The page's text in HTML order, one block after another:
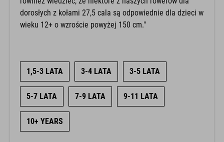
dorosłych z kołami 27,5 cala są odpowiednie dla dzieci w
wieku 12+ o wzroście powyżej 150 cm."
1,5-3 LATA 3-4 LATA 3-5 LATA
5-7 LATA 7-9 LATA 9-11 LATA
10+ YEARS